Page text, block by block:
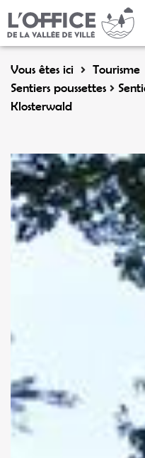
Vous êtes ici Tourisme
Sentiers poussettes
Klosterwald
Panneau de gestion des cookies